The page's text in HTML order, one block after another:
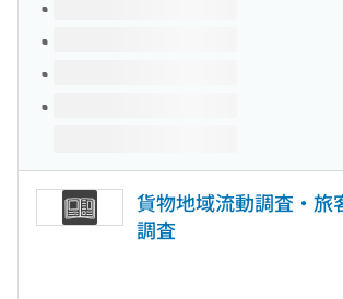
貨物地域流動調査・旅
調査